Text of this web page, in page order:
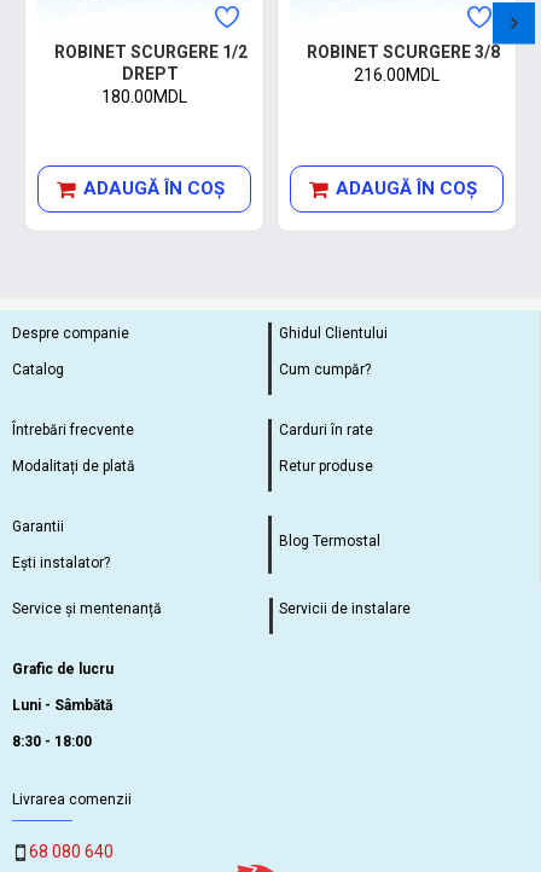
ROBINET SCURGERE 1/2
DREPT
180.00MDL
ADAUGĂ ÎN COŞ
ROBINET SCURGERE 3/8
216.00MDL
ADAUGĂ ÎN COŞ
Despre companie
Catalog
Ghidul Clientului
Cum cumpăr?
Întrebări frecvente
Modalitați de plată
Carduri în rate
Retur produse
Garantii
Ești instalator?
Blog Termostal
Service și mentenanță Servicii de instalare
Grafic de lucru
Luni - Sâmbătă
8:30 - 18:00
Livrarea comenzii
68 080 640